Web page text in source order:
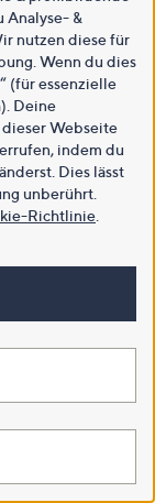
Analyse- &
nutzen diese für
Wenn du dies
(für essenzielle
Deine
Webseite
indem du
Dies lässt
unberührt.
Richtlinie